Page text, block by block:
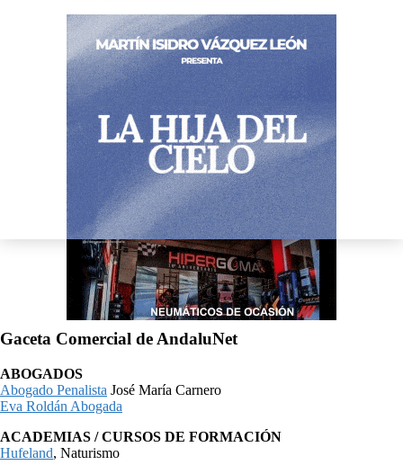
Gaceta Comercial de AndaluNet
ABOGADOS
Abogado Penalista José María Carnero
Eva Roldán Abogada
ACADEMIAS / CURSOS DE FORMACIÓN
Hufeland, Naturismo